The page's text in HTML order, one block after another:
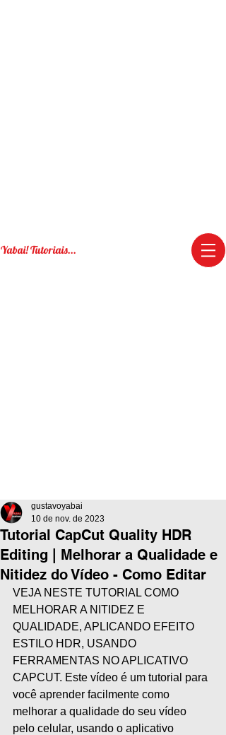
Yabai! Tutoriais...
Tutorial CapCut Quality HDR
Editing | Melhorar a Qualidade e
Nitidez do Vídeo - Como Editar
gustavoyabai
10 de nov. de 2023
VEJA NESTE TUTORIAL COMO
MELHORAR A NITIDEZ E
QUALIDADE, APLICANDO EFEITO
ESTILO HDR, USANDO
FERRAMENTAS NO APLICATIVO
CAPCUT. Este vídeo é um tutorial para
você aprender facilmente como
melhorar a qualidade do seu vídeo
pelo celular, usando o aplicativo